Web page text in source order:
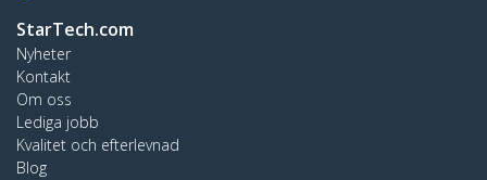
StarTech.com
Nyheter
Kontakt
Om oss
Lediga jobb
Kvalitet och efterlevnad
Blog